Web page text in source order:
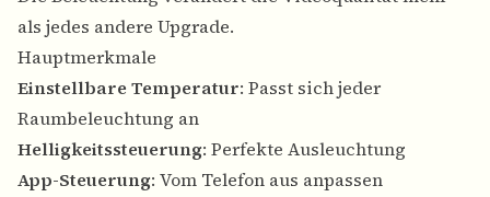
als jedes andere Upgrade.
Hauptmerkmale
Einstellbare Temperatur: Passt sich jeder
Raumbeleuchtung an
Helligkeitssteuerung: Perfekte Ausleuchtung
App-Steuerung: Vom Telefon aus anpassen